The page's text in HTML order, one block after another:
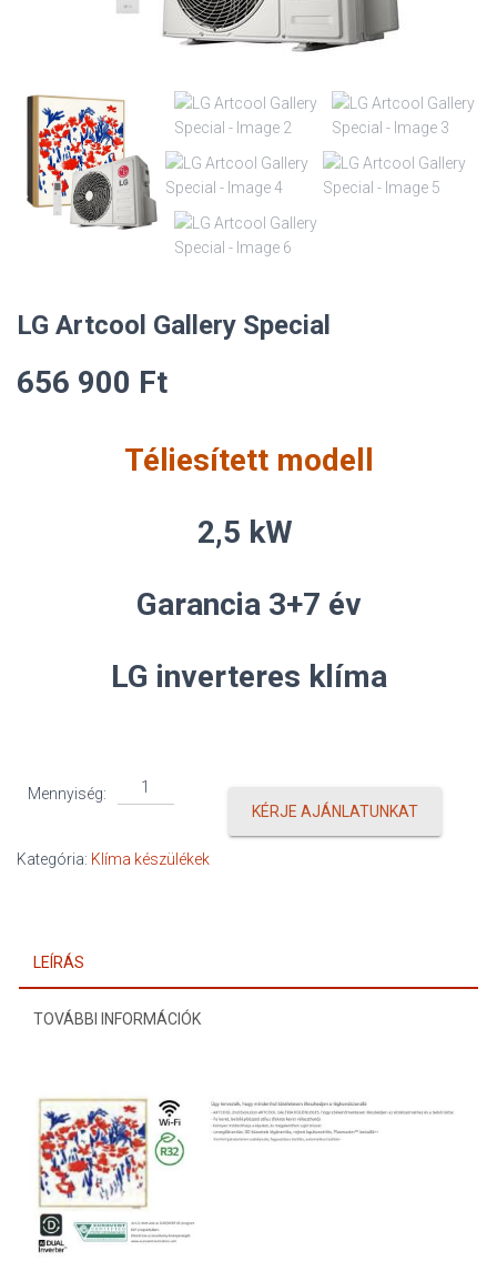
LG Artcool Gallery Special
656 900 Ft
Téliesített modell
2,5 kW
Garancia 3+7 év
LG inverteres klíma
Mennyiség:
Artcool
Special
KÉRJE AJÁNLATUNKAT
Kategória: Klíma készülékek
LEÍRÁS
TOVÁBBI INFORMÁCIÓK